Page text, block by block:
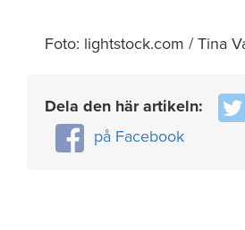
Foto: lightstock.com / Tina
Dela den här artikeln:
på Facebook